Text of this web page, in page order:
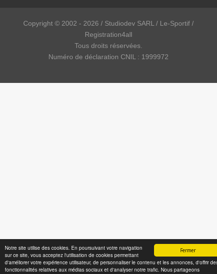
Fermer
Notre site utilise des cookies. En poursuivant votre navigation
sur ce site, vous acceptez l'utilisation de cookies permettant
d'améliorer votre expérience utilisateur, de personnaliser le contenu et les annonces, d'offrir
fonctionnalités relatives aux médias sociaux et d'analyser notre trafic. Nous partageons
Copyright © 2002 - 2026 / Studiodev SARL / Le-Sportif /
Registration4all
Tous droits réservées.
Numéro de déclaration CNIL : 1999972